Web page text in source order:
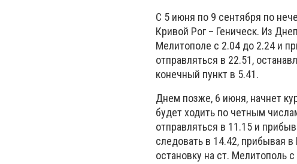
С 5 июня по 9 сентября по
Кривой Рог – Геническ. Из
Мелитополе с 2.04 до 2.24 и
отправляться в 22.51,
конечный пункт в 5.41.
Днем позже, 6 июня, начнет
будет ходить по четным
отправляться в 11.15 и
следовать в 14.42, прибывая
остановку на ст. Мелитополь